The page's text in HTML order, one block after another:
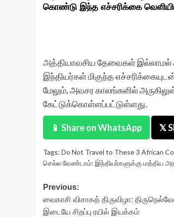
கொண்டு இந்த எச்சரிக்கை
அத்தியாவசிய தேவைகள் இல்லாமல்
இந்தியர்கள் மிகுந்த
மேலும், அவசர காலங்களில்
கேட்டுக்கொள்ளப்பட்டுள்ளது.
📱 Share on WhatsApp 𝕏
Tags: Do Not Travel to These 3 African
செல்ல வேண்டாம்: இந்தியர்களுக்கு மத்திய
Post
navigation
Previous:
வைகாசி விசாகத் திருவிழா:
இடையே சிறப்பு ரயில் இயக்கம்